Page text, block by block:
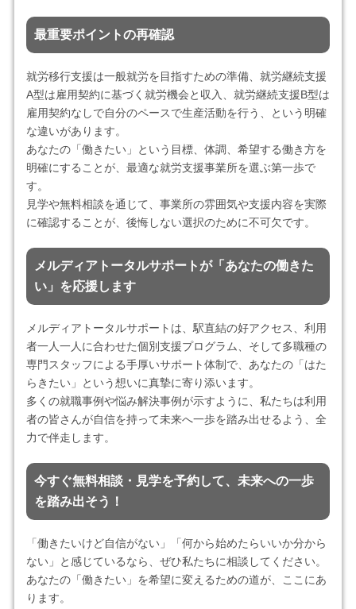
最重要ポイントの再確認
就労移行支援は一般就労を目指すための準備、就労継続支援
A型は雇用契約に基づく就労機会と収入、就労継続支援B型は
雇用契約なしで自分のペースで生産活動を行う、という明確
な違いがあります。
あなたの「働きたい」という目標、体調、希望する働き方を
明確にすることが、最適な就労支援事業所を選ぶ第一歩で
す。
見学や無料相談を通じて、事業所の雰囲気や支援内容を実際
に確認することが、後悔しない選択のために不可欠です。
メルディアトータルサポートが「あなたの働きた
い」を応援します
メルディアトータルサポートは、駅直結の好アクセス、利用
者一人一人に合わせた個別支援プログラム、そして多職種の
専門スタッフによる手厚いサポート体制で、あなたの「はた
らきたい」という想いに真摯に寄り添います。
多くの就職事例や悩み解決事例が示すように、私たちは利用
者の皆さんが自信を持って未来へ一歩を踏み出せるよう、全
力で伴走します。
今すぐ無料相談・見学を予約して、未来への一歩
を踏み出そう！
「働きたいけど自信がない」「何から始めたらいいか分から
ない」と感じているなら、ぜひ私たちに相談してください。
あなたの「働きたい」を希望に変えるための道が、ここにあ
ります。